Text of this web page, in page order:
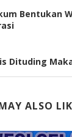
Bentukan
Dituding
ALSO